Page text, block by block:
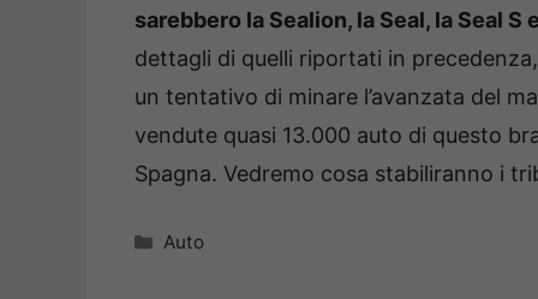
sarebbero la Sealion, la Seal, la Seal S
dettagli di quelli riportati in
un tentativo di minare l’avanzata del
vendute quasi 13.000 auto di questo
Spagna. Vedremo cosa stabiliranno i
Categorie
Auto